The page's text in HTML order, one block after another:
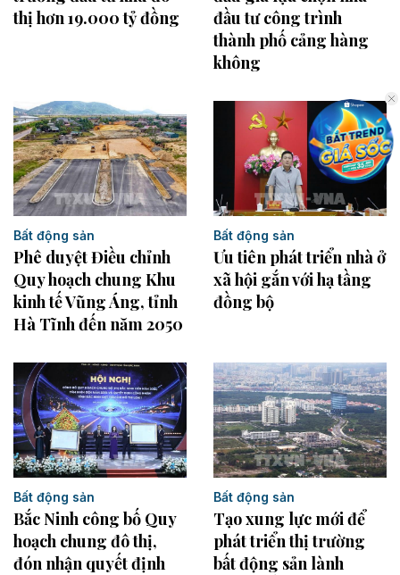
thị hơn 19.000 tỷ đồng
đầu tư công trình
thành phố cảng hàng
không
Bất động sản
Phê duyệt Điều chỉnh
Quy hoạch chung Khu
kinh tế Vũng Áng, tỉnh
Hà Tĩnh đến năm 2050
Bất động sản
Ưu tiên phát triển nhà ở
xã hội gắn với hạ tầng
đồng bộ
Bất động sản
Bắc Ninh công bố Quy
hoạch chung đô thị,
đón nhận quyết định
Bất động sản
Tạo xung lực mới để
phát triển thị trường
bất động sản lành